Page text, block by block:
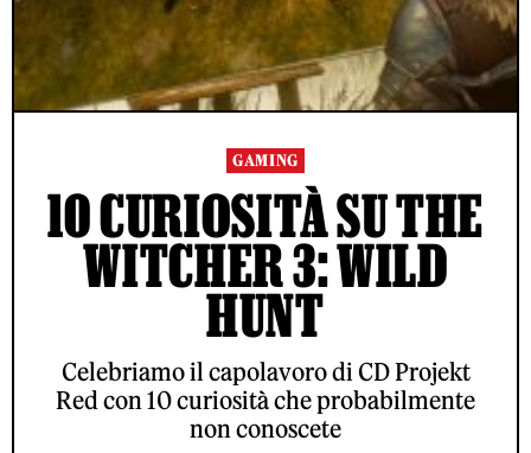
GAMING
10 CURIOSITÀ SU THE
WITCHER 3: WILD
HUNT
Celebriamo il capolavoro di CD Projekt
Red con 10 curiosità che probabilmente
non conoscete